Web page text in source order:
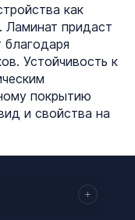
как
Ламинат придаст
Устойчивость к
покрытию
и свойства на